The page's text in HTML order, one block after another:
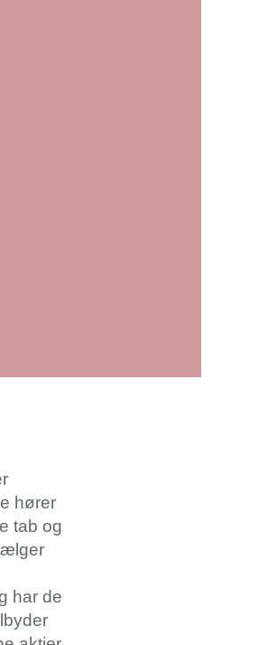
hører
tab og
har de